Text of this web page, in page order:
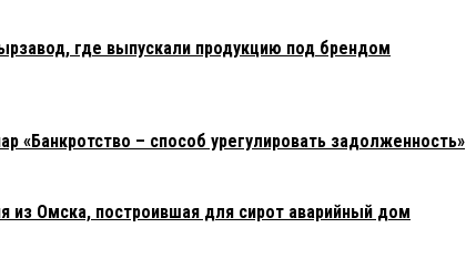
где выпускали продукцию под брендом
«Банкротство – способ урегулировать задолженность»
из Омска, построившая для сирот аварийный дом